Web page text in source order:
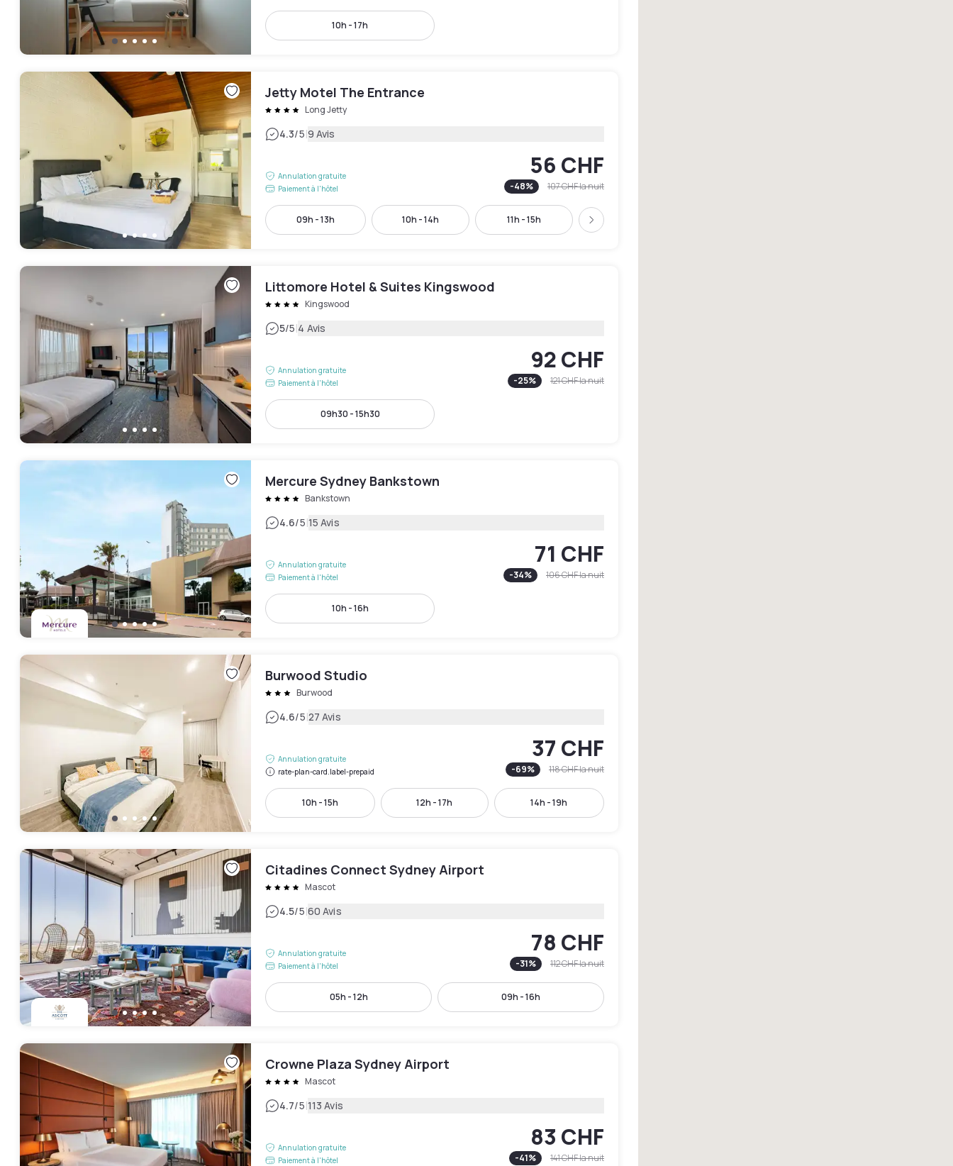
10h - 17h
Jetty Motel The Entrance
Long Jetty
4.3/5|9 Avis
Annulation gratuite
Paiement à l'hôtel
56 CHF
-48% 107 CHFla nuit
09h - 13h 10h - 14h 11h - 15h Suivant
Littomore Hotel & Suites Kingswood
Kingswood
5/5|4 Avis
Annulation gratuite
Paiement à l'hôtel
92 CHF
-25% 121 CHFla nuit
09h30 - 15h30
Mercure Sydney Bankstown
Bankstown
4.6/5|15 Avis
Annulation gratuite
Paiement à l'hôtel
71 CHF
-34% 106 CHFla nuit
10h - 16h
Burwood Studio
Burwood
4.6/5|27 Avis
Annulation gratuite
rate-plan-card.label-prepaid
37 CHF
-69% 118 CHFla nuit
10h - 15h 12h - 17h 14h - 19h
Citadines Connect Sydney Airport
Mascot
4.5/5|60 Avis
Annulation gratuite
Paiement à l'hôtel
78 CHF
-31% 112 CHFla nuit
05h - 12h 09h - 16h
Crowne Plaza Sydney Airport
Mascot
4.7/5|113 Avis
Annulation gratuite
Paiement à l'hôtel
83 CHF
-41% 141 CHFla nuit